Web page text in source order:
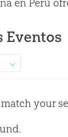
en Perú
Eventos
your